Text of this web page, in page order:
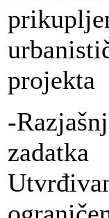
projekta
-
zadatka